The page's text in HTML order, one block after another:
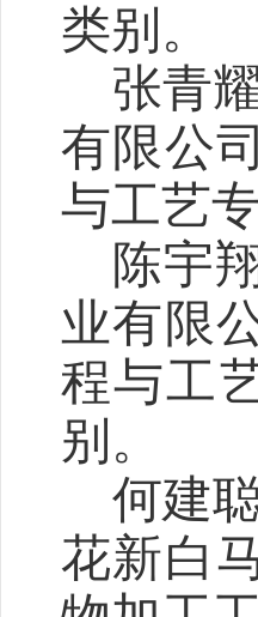
类别。
张青
有限公
与工艺
陈宇
业有限
程与工
别。
何建
花新白